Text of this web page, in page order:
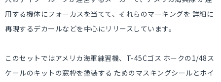
用する機体にフォーカスを当てて、それらのマーキングを 詳細に
再現するデカールなどを中心にリリースしています。
このセットではアメリカ海軍練習機、T-45Cゴス ホークの1/48ス
ケールのキットの窓枠を塗装する ためのマスキングシールとホイ